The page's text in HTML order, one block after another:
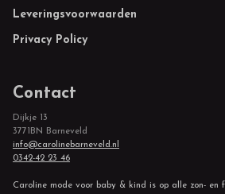
Leveringsvoorwaarden
Privacy Policy
Contact
Dijkje 13
3771BN Barneveld
info@carolinebarneveld.nl
0342-42 23 46
Caroline mode voor baby & kind is op alle zon- en